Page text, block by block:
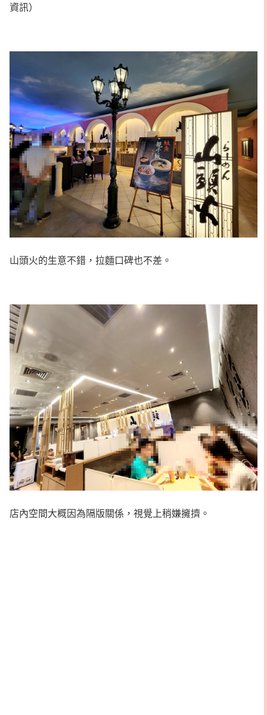
資訊）
山頭火的生意不錯，拉麵口碑也不差。
店內空間大概因為隔版關係，視覺上稍嫌擁擠。